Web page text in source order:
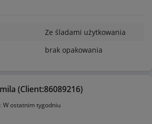
Ze śladami użytkowania
brak opakowania
(Client:86089216)
W ostatnim tygodniu